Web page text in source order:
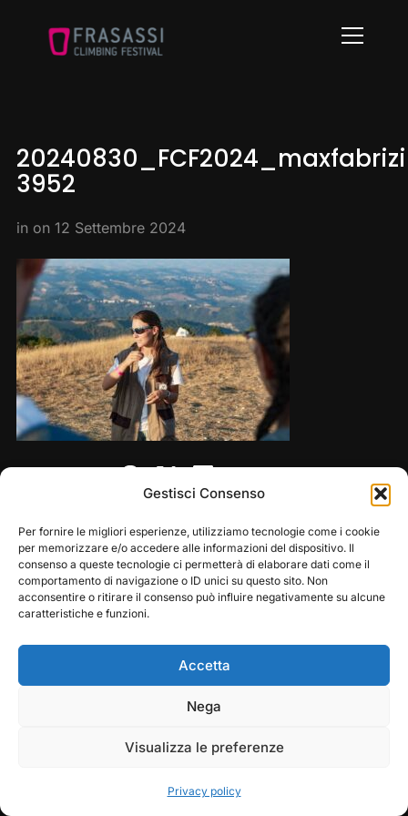
Gestisci Consenso
Per fornire le migliori esperienze, utilizziamo tecnologie come i cookie
per memorizzare e/o accedere alle informazioni del dispositivo. Il
consenso a queste tecnologie ci permetterà di elaborare dati come il
comportamento di navigazione o ID unici su questo sito. Non
acconsentire o ritirare il consenso può influire negativamente su alcune
caratteristiche e funzioni.
Accetta
Nega
Visualizza le preferenze
Privacy policy
Info
3952
in on 12 Settembre 2024
Copyright © 2026 — Frasassi Climbing Festival. All
Designed byWPZOOM